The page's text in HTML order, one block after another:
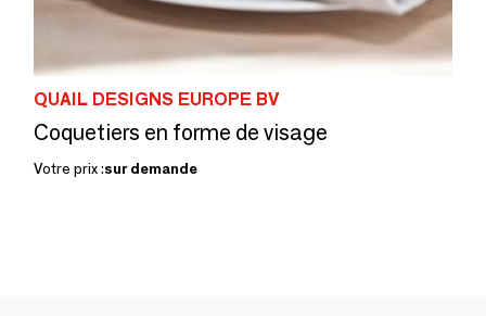
QUAIL DESIGNS EUROPE BV
Coquetiers en forme de visage
Votre prix :sur demande